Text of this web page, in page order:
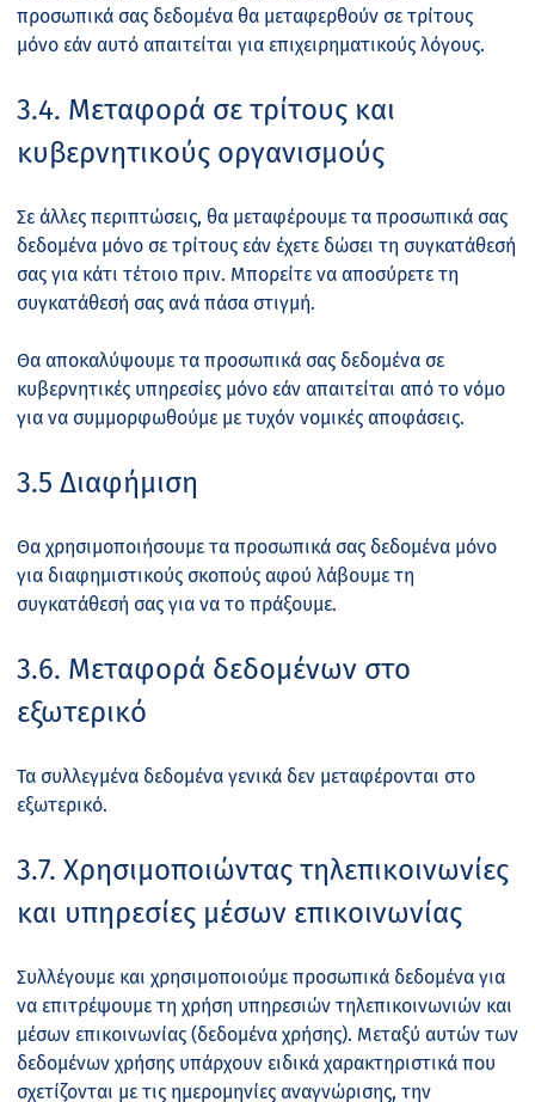
προσωπικά σας δεδομένα θα μεταφερθούν σε τρίτους
μόνο εάν αυτό απαιτείται για επιχειρηματικούς λόγους.
3.4. Μεταφορά σε τρίτους και
κυβερνητικούς οργανισμούς
Σε άλλες περιπτώσεις, θα μεταφέρουμε τα προσωπικά σας
δεδομένα μόνο σε τρίτους εάν έχετε δώσει τη συγκατάθεσή
σας για κάτι τέτοιο πριν. Μπορείτε να αποσύρετε τη
συγκατάθεσή σας ανά πάσα στιγμή.
Θα αποκαλύψουμε τα προσωπικά σας δεδομένα σε
κυβερνητικές υπηρεσίες μόνο εάν απαιτείται από το νόμο
για να συμμορφωθούμε με τυχόν νομικές αποφάσεις.
3.5 Διαφήμιση
Θα χρησιμοποιήσουμε τα προσωπικά σας δεδομένα μόνο
για διαφημιστικούς σκοπούς αφού λάβουμε τη
συγκατάθεσή σας για να το πράξουμε.
3.6. Μεταφορά δεδομένων στο
εξωτερικό
Τα συλλεγμένα δεδομένα γενικά δεν μεταφέρονται στο
εξωτερικό.
3.7. Χρησιμοποιώντας τηλεπικοινωνίες
και υπηρεσίες μέσων επικοινωνίας
Συλλέγουμε και χρησιμοποιούμε προσωπικά δεδομένα για
να επιτρέψουμε τη χρήση υπηρεσιών τηλεπικοινωνιών και
μέσων επικοινωνίας (δεδομένα χρήσης). Μεταξύ αυτών των
δεδομένων χρήσης υπάρχουν ειδικά χαρακτηριστικά που
σχετίζονται με τις ημερομηνίες αναγνώρισης, την